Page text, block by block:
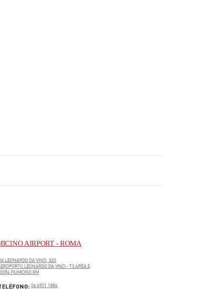
AIRPORT - ROMA
LEONARDO DA VINCI, 320
LEONARDO DA VINCI - T3 AREA E
FIUMICINO RM
PHONE
06 6501 1886